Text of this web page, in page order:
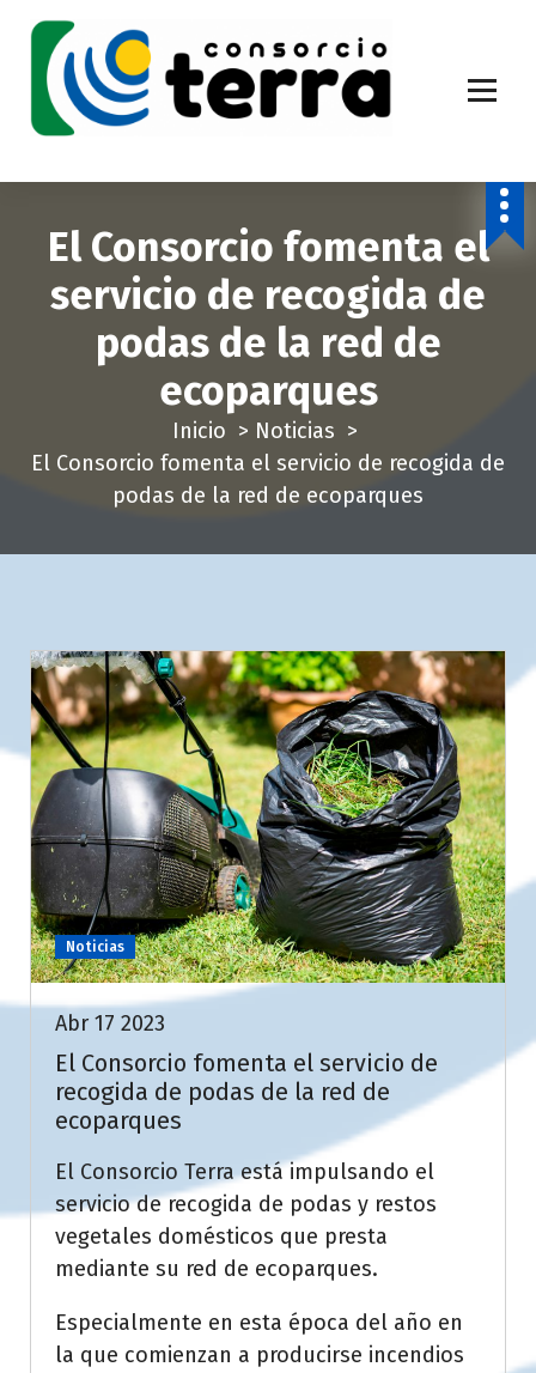
r
El Consorcio fomenta el
servicio de recogida de
podas de la red de
ecoparques
Inicio > Noticias >
El Consorcio fomenta el servicio de recogida de
podas de la red de ecoparques
Noticias
Abr 17 2023
El Consorcio fomenta el servicio de
recogida de podas de la red de
ecoparques
El Consorcio Terra está impulsando el
servicio de recogida de podas y restos
vegetales domésticos que presta
mediante su red de ecoparques.
Especialmente en esta época del año en
la que comienzan a producirse incendios